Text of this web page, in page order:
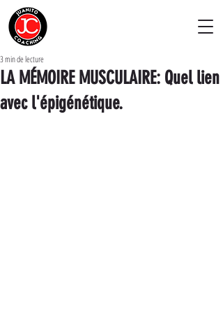
LA MÉMOIRE MUSCULAIRE: Quel lien
avec l'épigénétique.
3 min de lecture